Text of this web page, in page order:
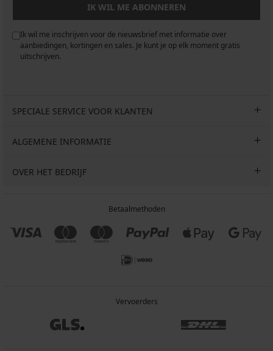
IK WIL ME ABONNEREN
Ik wil me inschrijven voor de nieuwsbrief met informatie over
aanbiedingen, kortingen en sales. Je kunt je op elk moment gratis
uitschrijven.
SPECIALE SERVICE VOOR KLANTEN
ALGEMENE INFORMATIE
OVER HET BEDRIJF
Betaalmethoden
Vervoerders